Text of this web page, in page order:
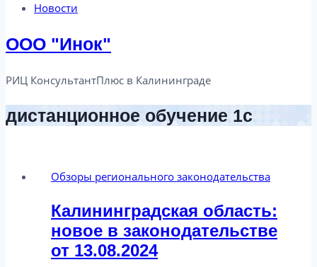
Новости
ООО "Инок"
РИЦ КонсультантПлюс в Калининграде​
дистанционное обучение 1с
Обзоры регионального законодательства
Калининградская область:
новое в законодательстве
от 13.08.2024